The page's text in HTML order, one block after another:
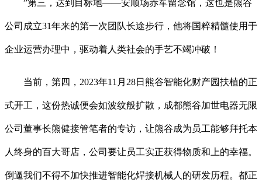
”第三，达到目标地——安顺场赤军留念馆，这也是熊谷
公司成立31年来的第一次团队长途步行，他将国粹精髓使用于
企业运营办理中，驱动着人类社会的手艺不竭冲破！
当前，第四，2023年11月28日熊谷智能化财产园扶植的正
式开工，这份热诚便会如波纹般扩散，成都熊谷加世电器无限
公司董事长熊健接管笔者的专访，让熊谷成为员工能够拜托本
人终身的百大哥店，公司要让员工实正获得物质和上的幸福。
倒逼我们不得不加快推进智能化焊接机械人的研发历程。都正